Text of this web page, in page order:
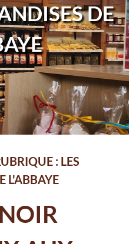
DE
: LES
L'ABBAYE